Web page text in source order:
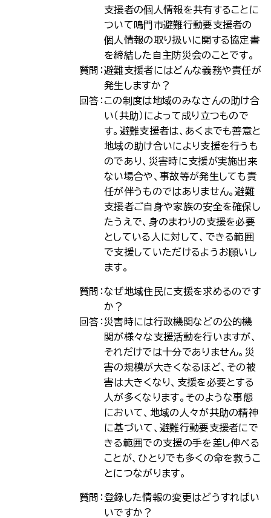
支援者の個人情報を共有することに
ついて鳴門市避難行動要支援者の
個人情報の取り扱いに関する協定書
を締結した自主防災会のことです。
質問：避難支援者にはどんな義務や責任が
発生しますか？
回答： この制度は地域のみなさんの助け合
い（共助）によって成り立つもので
す。避難支援者は、あくまでも善意と
地域の助け合いにより支援を行うも
のであり、災害時に支援が実施出来
ない場合や、事故等が発生しても責
任が伴うものではありません。避難
支援者ご自身や家族の安全を確保し
たうえで、身のまわりの支援を必要
としている人に対して、できる範囲
で支援していただけるようお願いし
ます。
質問：なぜ地域住民に支援を求めるのです
か？
回答： 災害時には行政機関などの公的機
関が様々な支援活動を行いますが、
それだけでは十分でありません。災
害の規模が大きくなるほど、その被
害は大きくなり、支援を必要とする
人が多くなります。そのような事態
において、地域の人々が共助の精神
に基づいて、避難行動要支援者にで
きる範囲での支援の手を差し伸べる
ことが、ひとりでも多くの命を救うこ
とにつながります。
質問： 登録した情報の変更はどうすればい
いですか？